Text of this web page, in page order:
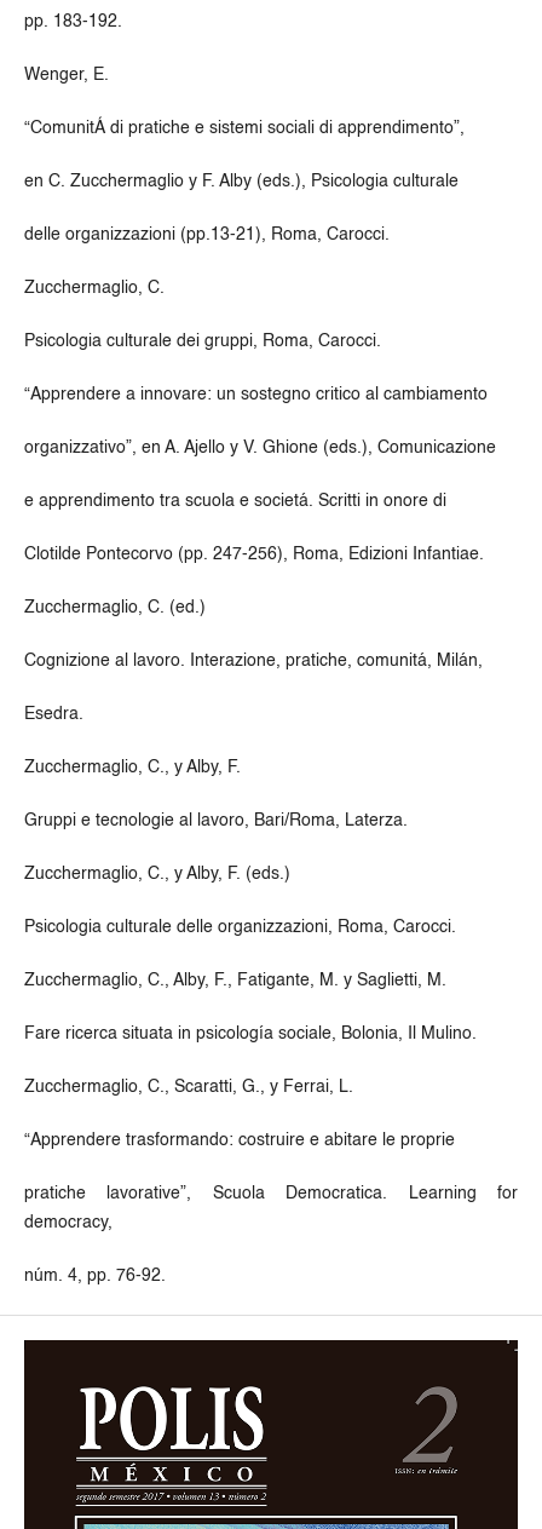
pp. 183-192.
Wenger, E.
“ComunitÁ di pratiche e sistemi sociali di apprendimento”,
en C. Zucchermaglio y F. Alby (eds.), Psicologia culturale
delle organizzazioni (pp.13-21), Roma, Carocci.
Zucchermaglio, C.
Psicologia culturale dei gruppi, Roma, Carocci.
“Apprendere a innovare: un sostegno critico al cambiamento
organizzativo”, en A. Ajello y V. Ghione (eds.), Comunicazione
e apprendimento tra scuola e societá. Scritti in onore di
Clotilde Pontecorvo (pp. 247-256), Roma, Edizioni Infantiae.
Zucchermaglio, C. (ed.)
Cognizione al lavoro. Interazione, pratiche, comunitá, Milán,
Esedra.
Zucchermaglio, C., y Alby, F.
Gruppi e tecnologie al lavoro, Bari/Roma, Laterza.
Zucchermaglio, C., y Alby, F. (eds.)
Psicologia culturale delle organizzazioni, Roma, Carocci.
Zucchermaglio, C., Alby, F., Fatigante, M. y Saglietti, M.
Fare ricerca situata in psicología sociale, Bolonia, Il Mulino.
Zucchermaglio, C., Scaratti, G., y Ferrai, L.
“Apprendere trasformando: costruire e abitare le proprie
pratiche lavorative”, Scuola Democratica. Learning for
democracy,
núm. 4, pp. 76-92.